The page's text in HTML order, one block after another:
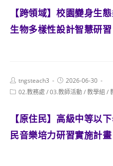
【跨領域】校園變身
生物多樣性設計智慧研習
Post
author:
tngsteach3
Post
published:
2026-06-30
Post02.教務處 /03.教師活動/教學組 /
【原住民】高級中等以
民音樂培力研習實施計畫